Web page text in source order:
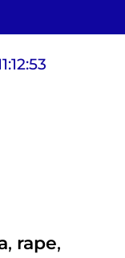
, rape,